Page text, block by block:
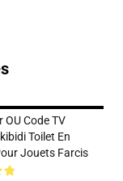
OU Code TV
Toilet En
Jouets Farcis